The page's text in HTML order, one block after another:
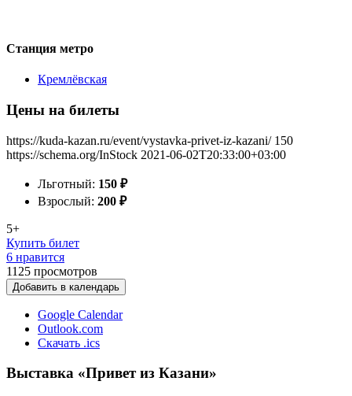
Станция метро
Кремлёвская
Цены на билеты
https://kuda-kazan.ru/event/vystavka-privet-iz-kazani/ 150
https://schema.org/InStock 2021-06-02T20:33:00+03:00
Льготный: 150 ₽
Взрослый: 200 ₽
5+
Купить билет
6 нравится
1125 просмотров
Добавить в календарь
Google Calendar
Outlook.com
Скачать .ics
Выставка «Привет из Казани»